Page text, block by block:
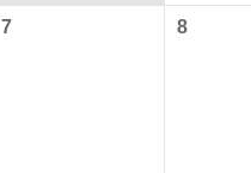
7 8
アイコン